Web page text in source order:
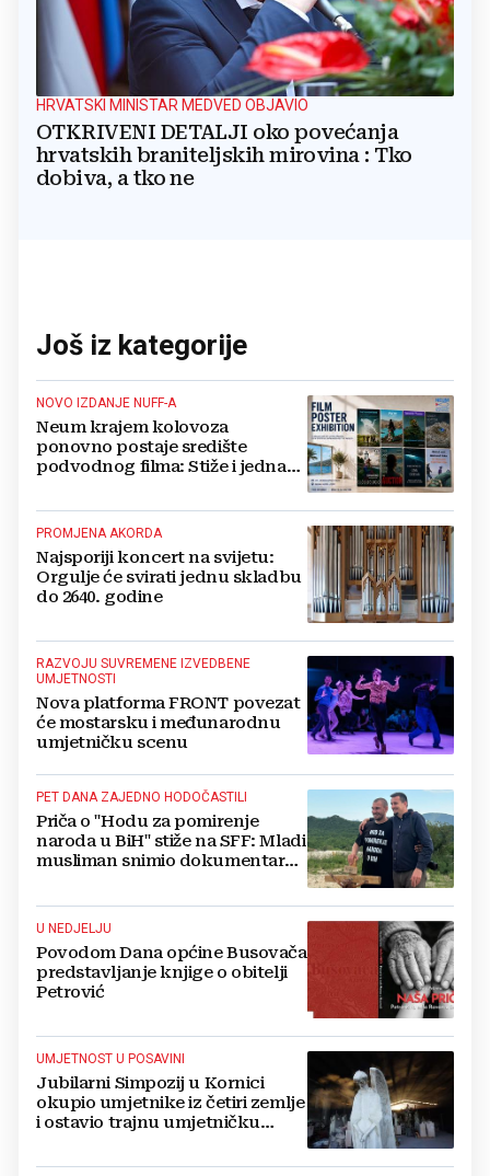
HRVATSKI MINISTAR MEDVED OBJAVIO
OTKRIVENI DETALJI oko povećanja
hrvatskih braniteljskih mirovina : Tko
dobiva, a tko ne
Još iz kategorije
NOVO IZDANJE NUFF-A
Neum krajem kolovoza
ponovno postaje središte
podvodnog filma: Stiže i jedna
PROMJENA AKORDA
Najsporiji koncert na svijetu:
Orgulje će svirati jednu skladbu
do 2640. godine
RAZVOJU SUVREMENE IZVEDBENE
UMJETNOSTI
Nova platforma FRONT povezat
će mostarsku i međunarodnu
umjetničku scenu
PET DANA ZAJEDNO HODOČASTILI
Priča o "Hodu za pomirenje
naroda u BiH" stiže na SFF: Mladi
musliman snimio dokumentarac
U NEDJELJU
Povodom Dana općine Busovača
predstavljanje knjige o obitelji
Petrović
UMJETNOST U POSAVINI
Jubilarni Simpozij u Kornici
okupio umjetnike iz četiri zemlje
i ostavio trajnu umjetničku